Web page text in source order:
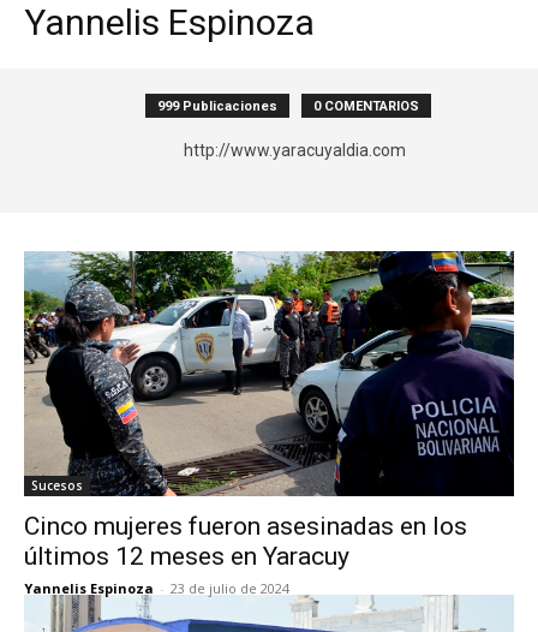
Yannelis Espinoza
999 Publicaciones 0 COMENTARIOS
http://www.yaracuyaldia.com
Sucesos
Cinco mujeres fueron asesinadas en los
últimos 12 meses en Yaracuy
Yannelis Espinoza - 23 de julio de 2024